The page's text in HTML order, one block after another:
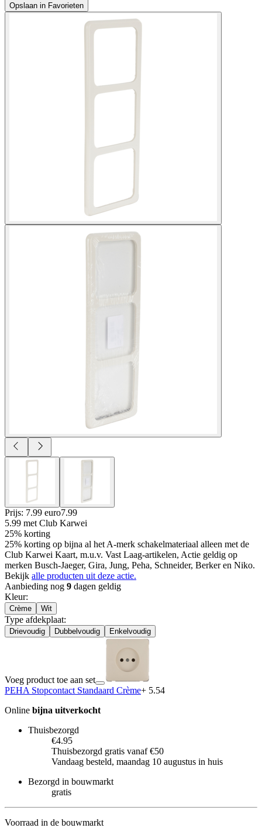
Opslaan in Favorieten
Prijs: 7.99 euro7.99
5.99 met Club Karwei
25% korting
25% korting op bijna al het A-merk schakelmateriaal alleen met de
Club Karwei Kaart, m.u.v. Vast Laag-artikelen, Actie geldig op
merken Busch-Jaeger, Gira, Jung, Peha, Schneider, Berker en Niko.
Bekijk alle producten uit deze actie.
Aanbieding nog 9 dagen geldig
Kleur:
Crème Wit
Type afdekplaat:
Drievoudig Dubbelvoudig Enkelvoudig
Voeg product toe aan set
PEHA Stopcontact Standaard Crème+ 5.54
Online bijna uitverkocht
Thuisbezorgd
€4.95
Thuisbezorgd gratis vanaf €50
Vandaag besteld, maandag 10 augustus in huis
Bezorgd in bouwmarkt
gratis
Voorraad in de bouwmarkt